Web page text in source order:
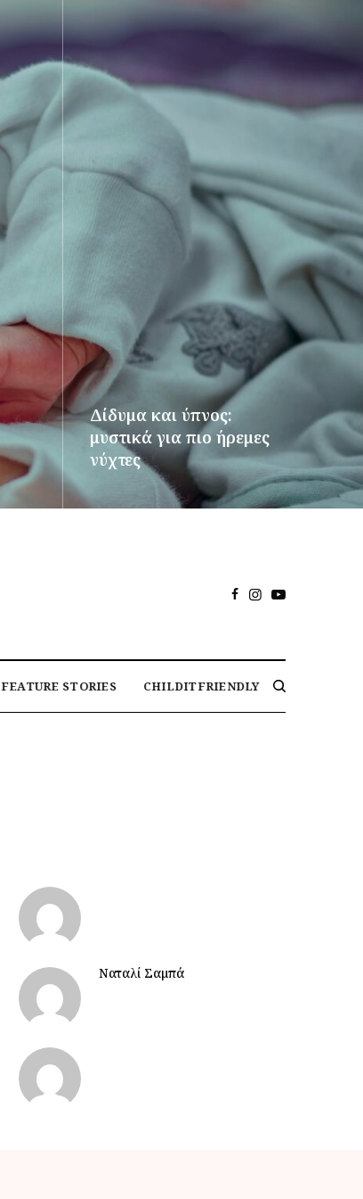
Δίδυμα και ύπνος:
μυστικά για πιο ήρεμες
νύχτες
ΠΕΡΙΣΣΌΤΕΡΑ
FEATURE STORIES CHILDITFRIENDLY
Ναταλί Σαμπά